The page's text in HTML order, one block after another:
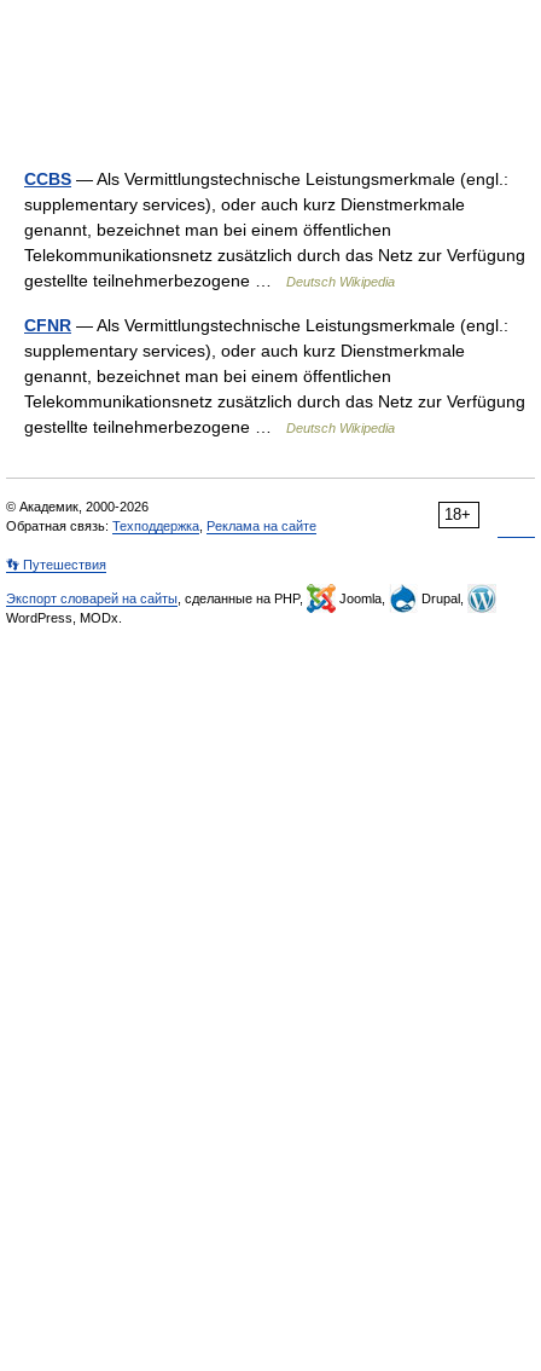
CCBS — Als Vermittlungstechnische Leistungsmerkmale (engl.:
supplementary services), oder auch kurz Dienstmerkmale
genannt, bezeichnet man bei einem öffentlichen
Telekommunikationsnetz zusätzlich durch das Netz zur Verfügung
gestellte teilnehmerbezogene …
Deutsch Wikipedia
CFNR — Als Vermittlungstechnische Leistungsmerkmale (engl.:
supplementary services), oder auch kurz Dienstmerkmale
genannt, bezeichnet man bei einem öffentlichen
Telekommunikationsnetz zusätzlich durch das Netz zur Verfügung
gestellte teilnehmerbezogene …
Deutsch Wikipedia
18+
© Академик, 2000-2026
Обратная связь: Техподдержка Реклама на сайте
👣 Путешествия
Экспорт словарей на сайты , сделанные на PHP, Joomla,
Drupal,
WordPress, MODx.